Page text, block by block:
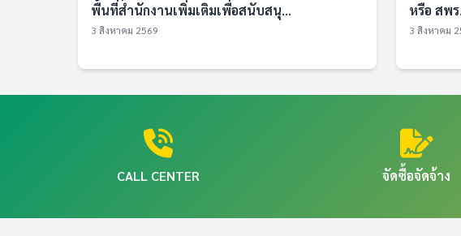
พื้นที่สำนักงานเพิ่มเติมเพื่อสนับสนุ...
3 สิงหาคม 2569
หรือ สพ
3 สิงหาคม
CALL CENTER จัดซื้อจัดจ้าง